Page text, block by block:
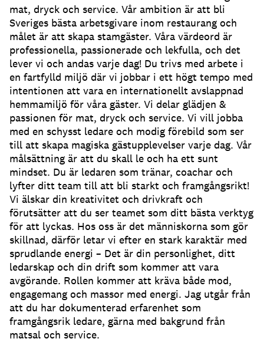
mat, dryck och service. Vår ambition är att bli
Sveriges bästa arbetsgivare inom restaurang och
målet är att skapa stamgäster. Våra värdeord är
professionella, passionerade och lekfulla, och det
lever vi och andas varje dag! Du trivs med arbete i
en fartfylld miljö där vi jobbar i ett högt tempo med
intentionen att vara en internationellt avslappnad
hemmamiljö för våra gäster. Vi delar glädjen &
passionen för mat, dryck och service. Vi vill jobba
med en schysst ledare och modig förebild som ser
till att skapa magiska gästupplevelser varje dag. Vår
målsättning är att du skall le och ha ett sunt
mindset. Du är ledaren som tränar, coachar och
lyfter ditt team till att bli starkt och framgångsrikt!
Vi älskar din kreativitet och drivkraft och
förutsätter att du ser teamet som ditt bästa verktyg
för att lyckas. Hos oss är det människorna som gör
skillnad, därför letar vi efter en stark karaktär med
sprudlande energi – Det är din personlighet, ditt
ledarskap och din drift som kommer att vara
avgörande. Rollen kommer att kräva både mod,
engagemang och massor med energi. Jag utgår från
att du har dokumenterad erfarenhet som
framgångsrik ledare, gärna med bakgrund från
matsal och service.